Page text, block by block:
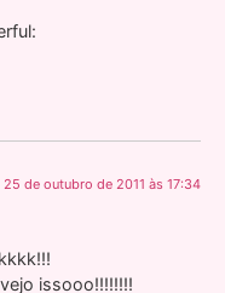
25 de outubro de 2011 às 17:34
issooo!!!!!!!!